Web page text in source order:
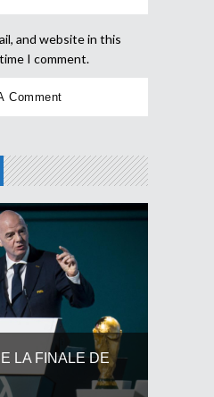
and website in this
I comment.
LA FINALE DE